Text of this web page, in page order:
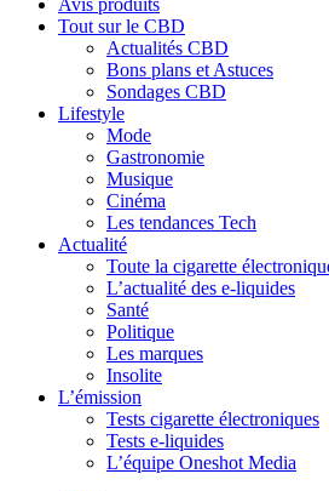
Avis produits
Tout sur le CBD
Actualités CBD
Bons plans et Astuces
Sondages CBD
Lifestyle
Mode
Gastronomie
Musique
Cinéma
Les tendances Tech
Actualité
Toute la cigarette
L’actualité des e-liquides
Santé
Politique
Les marques
Insolite
L’émission
Tests cigarette électroniques
Tests e-liquides
L’équipe Oneshot Media